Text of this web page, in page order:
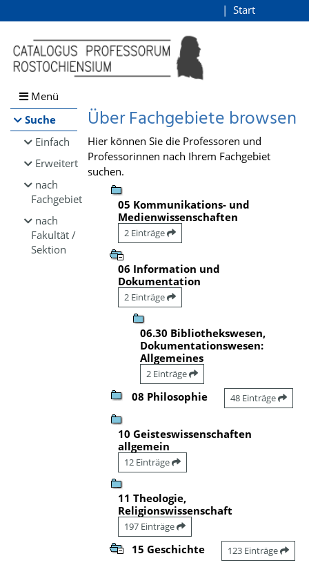
Browsen
direkt zum Inhalt
Start
Menü
Suche
Einfach
Erweitert
nach
Fachgebiet
nach
Fakultät /
Sektion
Über Fachgebiete browsen
Hier können Sie die Professoren und
Professorinnen nach Ihrem Fachgebiet
suchen.
05 Kommunikations- und
Medienwissenschaften
2 Einträge
06 Information und
Dokumentation
2 Einträge
06.30 Bibliothekswesen,
Dokumentationswesen:
Allgemeines
2 Einträge
08 Philosophie 48 Einträge
10 Geisteswissenschaften
allgemein
12 Einträge
11 Theologie,
Religionswissenschaft
197 Einträge
15 Geschichte 123 Einträge